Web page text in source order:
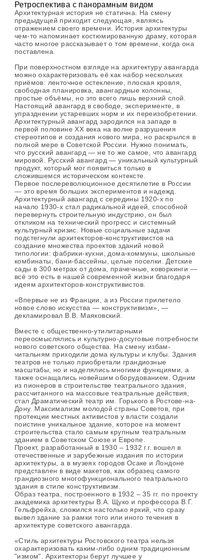
Ретроспектива с панорамным видом
Архитектурная история не статична. На смену
предыдущей приходит следующая, являясь
отражением своего времени. История архитектуры
чем-то напоминает костюмированную драму, которая
часто многое рассказывает о том времени, когда она
поставлена.
При поверхностном взгляде на архитектуру авангарда
можно охарактеризовать её как набор нескольких
приёмов: ленточное остекление, плоская кровля,
свободная планировка, авангардные колонны,
простые объёмы, но это всего лишь верхний слой.
Настоящий авангард в свободе, эксперименте, в
упразднении устаревших норм и их переизобретении.
Архитектурный авангард зародился на западе в
первой половине XX века на волне разрушения
стереотипов и создания нового мира, но раскрылся в
полной мере в Советской России. Нужно понимать,
что русский авангард — не то же самое, что авангард
мировой. Русский авангард — уникальный культурный
продукт, который мог появиться только в
сложившемся историческом контексте.
Первое послереволюционное десятилетие в России
— это время больших экспериментов и надежд.
Архитектурный авангард с середины 1920-х по
начало 1930-х стал радикальной идеей, способной
перевернуть строительную индустрию, он был
откликом на технический прогресс и системный
культурный кризис. Новые социальные задачи
подстегнули архитекторов-конструктивистов на
создание множества проектов зданий новой
типологии: фабрики-кухни, дома-коммуны, школьные
комбинаты, бани-бассейны, целые поселки. Детские
сады в 300 метрах от дома, прачечные, коворкинги —
всё это есть в нашей современной жизни благодаря
идеям архитекторов-конструктивистов.
«Впервые не из Франции, а из России прилетело
новое слово искусства — конструктивизм», —
декламировал В.В. Маяковский.
Вместе с общественно-утилитарными
переосмыслялись и культурно-досуговые потребности
нового советского общества. На смену избам-
читальням приходили дома культуры и клубы. Здания
театров не только приобретали грандиозные
масштабы, но и наделялись многими функциями, а
также оснащались новейшим оборудованием. Одним
из пионеров в строительстве театрального здания,
рассчитанного на массовые театральные действия,
стал Драматический театр им. Горького в Ростове-на-
Дону. Максимализм молодой страны Советов, при
протекции местных активистов у власти создали
поистине уникальное здание, которое на момент
строительства стало самым крупным театральным
зданием в Советском Союзе и Европе.
Проект, разработанный в 1930 – 1932 г.г. вошел в
отечественные и зарубежные издания по истории
архитектуры, а в музеях городов Осаке и Лондоне
представлен в виде макетов, как образец самого
грандиозного многофункционального театрального
здания в стиле конструктивизм.
Образ театра, построенного в 1932 – 35 гг. по проекту
академика архитектуры В.А. Щуко и профессора В.Г.
Гельфрейха, сложился настолько яркий, что сразу
вывел здание за рамки того или иного течения в
архитектуре советского авангарда.
«Стиль архитектуры Ростовского театра нельзя
охарактеризовать каким-либо одним традиционным
"измом". Архитекторы берут лучшее у